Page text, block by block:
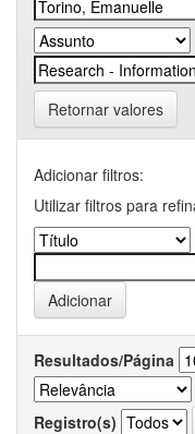
Retornar valores
Adicionar filtros:
Utilizar filtros para
Resultados/Página
Registro(s)